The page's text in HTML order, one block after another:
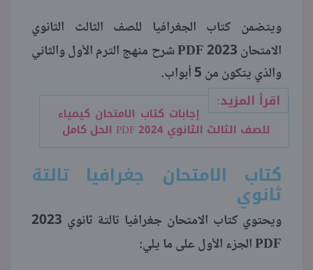
منوعات
ويتضمن كتاب الجغرافيا للصف الثالث الثانوي
الامتحان 2023
PDFشرح منهج الترم الأول والثاني
والذي يتكون من 5 أبواب.
اقرأ المزيد:
إجابات كتاب الامتحان كيمياء
للصف الثالث الثانوي 2024 PDF الحل كامل
كتاب الامتحان جغرافيا تالتة
ثانوي
ويحتوي كتاب الامتحان جغرافيا تالتة ثانوي 2023
PDFالجزء الأول على ما يلي: